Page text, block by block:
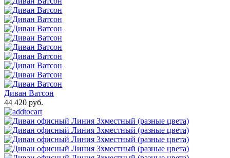
Диван Ватсон
44 420 руб.